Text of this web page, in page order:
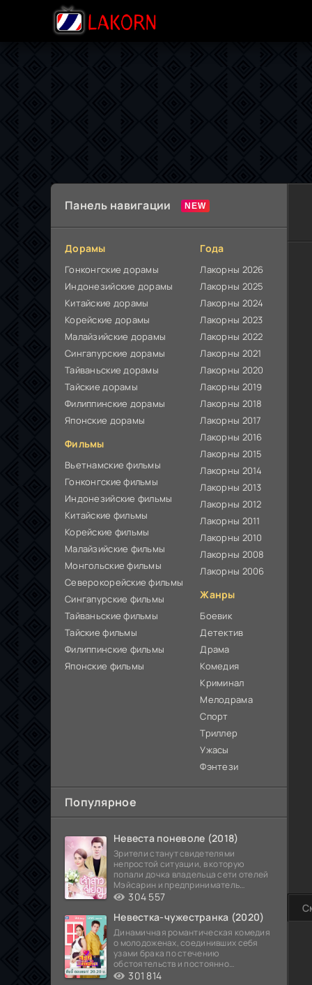
Панель навигации
Дорамы
Гонконгские дорамы
Индонезийские дорамы
Китайские дорамы
Корейские дорамы
Малайзийские дорамы
Сингапурские дорамы
Тайваньские дорамы
Тайские дорамы
Филиппинские дорамы
Японские дорамы
Фильмы
Вьетнамские фильмы
Гонконгские фильмы
Индонезийские фильмы
Китайские фильмы
Корейские фильмы
Малайзийские фильмы
Монгольские фильмы
Северокорейские фильмы
Сингапурские фильмы
Тайваньские фильмы
Тайские фильмы
Филиппинские фильмы
Японские фильмы
Года
Лакорны 2026
Лакорны 2025
Лакорны 2024
Лакорны 2023
Лакорны 2022
Лакорны 2021
Лакорны 2020
Лакорны 2019
Лакорны 2018
Лакорны 2017
Лакорны 2016
Лакорны 2015
Лакорны 2014
Лакорны 2013
Лакорны 2012
Лакорны 2011
Лакорны 2010
Лакорны 2008
Лакорны 2006
Жанры
Боевик
Детектив
Драма
Комедия
Криминал
Мелодрама
Спорт
Триллер
Ужасы
Фэнтези
Популярное
Невеста поневоле (2018)
Зрители станут свидетелями
непростой ситуации, в которую
попали дочка владельца сети отелей
Мэйсарин и предприниматель
Кетдэн. Обоих главных героев
304 557
Невестка-чужестранка (2020)
Динамичная романтическая комедия
о молодоженах, соединивших себя
узами брака по стечению
обстоятельств и постоянно
попадающих в курьезные ситуации...
301 814